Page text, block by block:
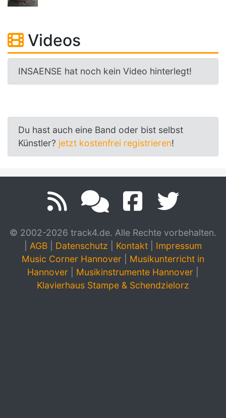
Videos
INSAENSE hat noch kein Video hinterlegt!
Du hast auch eine Band oder bist selbst
Künstler? jetzt kostenfrei registrieren!
© 2002-2026 track4.de. Alle Rechte vorbehalten.
AGB Datenschutz Kontakt
Impressum
Music Corner Hannover
Musikunterricht in
Hannover
Musikinstrumente Hannover
Klavierhaus Stampe & Schendzielorz